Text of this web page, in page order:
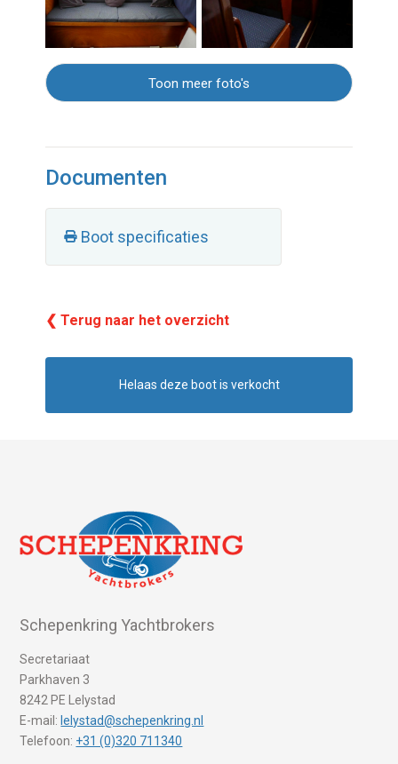
Toon meer foto's
Documenten
Boot specificaties
❮ Terug naar het overzicht
Helaas deze boot is verkocht
Schepenkring Yachtbrokers
Secretariaat
Parkhaven 3
8242 PE Lelystad
E-mail: lelystad@schepenkring.nl
Telefoon: +31 (0)320 711340